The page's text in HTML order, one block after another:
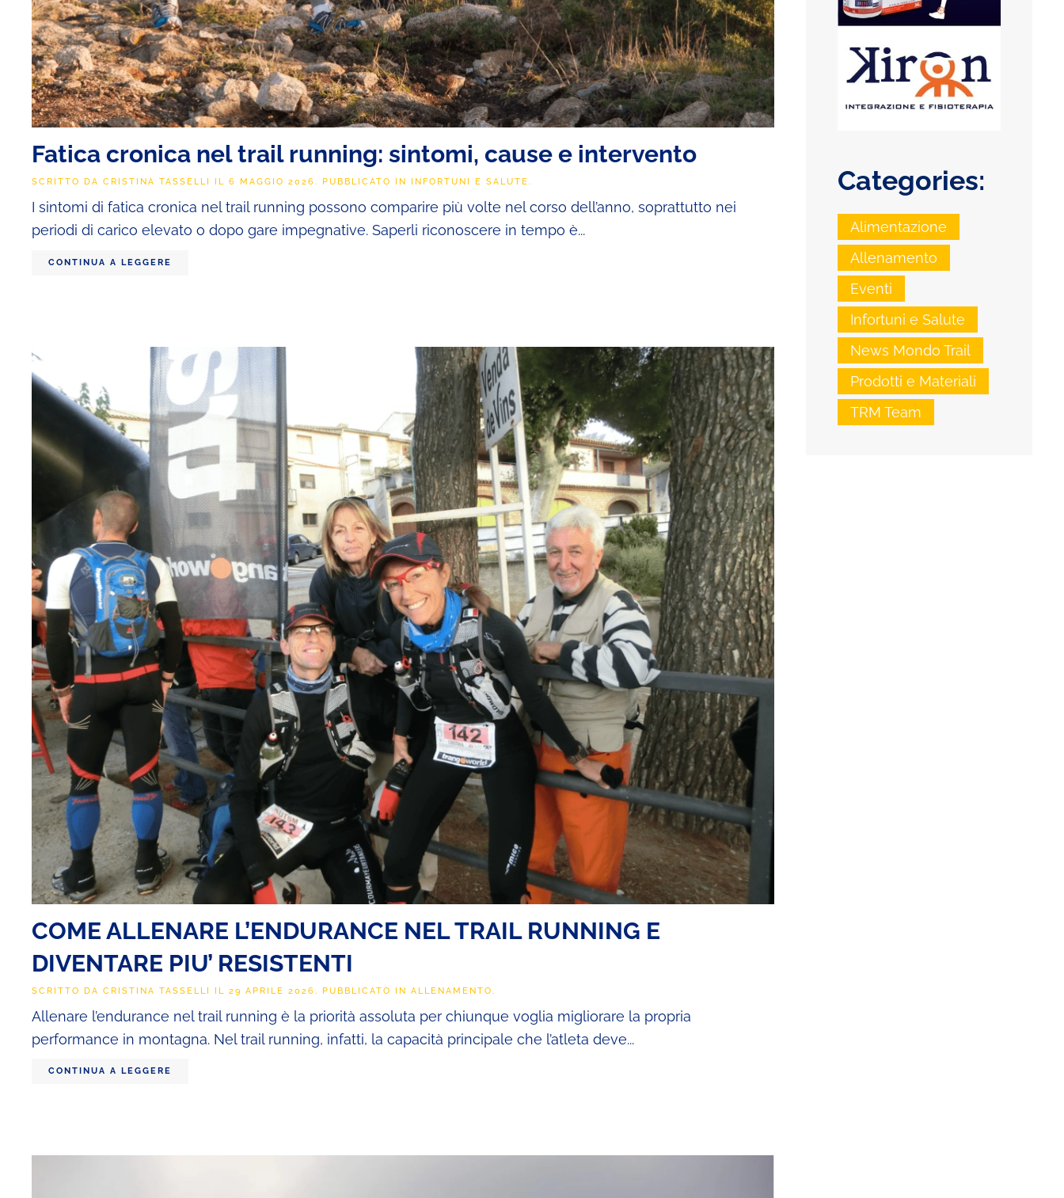
Fatica cronica nel trail running: sintomi, cause e intervento
SCRITTO DA CRISTINA TASSELLI IL 6 MAGGIO 2026. PUBBLICATO IN INFORTUNI E SALUTE.
I sintomi di fatica cronica nel trail running possono comparire più volte nel corso dell’anno, soprattutto nei
periodi di carico elevato o dopo gare impegnative. Saperli riconoscere in tempo è...
CONTINUA A LEGGERE
COME ALLENARE L’ENDURANCE NEL TRAIL RUNNING E
DIVENTARE PIU’ RESISTENTI
SCRITTO DA CRISTINA TASSELLI IL 29 APRILE 2026. PUBBLICATO IN ALLENAMENTO.
Allenare l’endurance nel trail running è la priorità assoluta per chiunque voglia migliorare la propria
performance in montagna. Nel trail running, infatti, la capacità principale che l’atleta deve...
CONTINUA A LEGGERE
Categories:
Alimentazione
Allenamento
Eventi
Infortuni e Salute
News Mondo Trail
Prodotti e Materiali
TRM Team